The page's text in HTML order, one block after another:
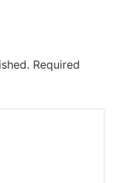
Required